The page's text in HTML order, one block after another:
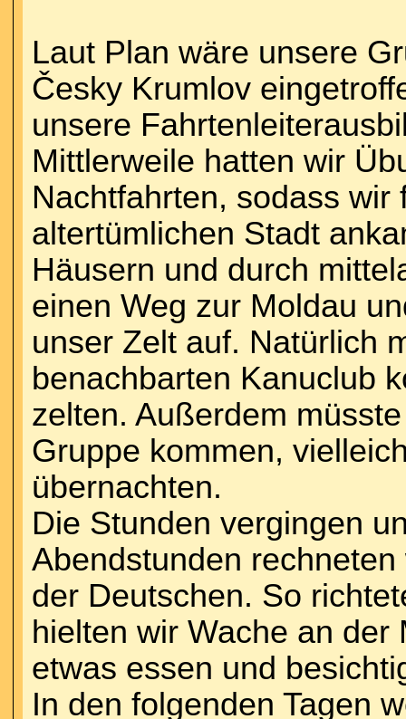
Laut Plan wäre unsere
Česky Krumlov
unsere
Mittlerweile hatten wir
Nachtfahrten, sodass
altertümlichen Stadt
Häusern und durch
einen Weg zur Moldau
unser Zelt auf. Natürlich
benachbarten Kanuclub
zelten. Außerdem
Gruppe kommen,
übernachten.
Die Stunden vergingen
Abendstunden
der Deutschen. So
hielten wir Wache an
etwas essen und
In den folgenden Tagen